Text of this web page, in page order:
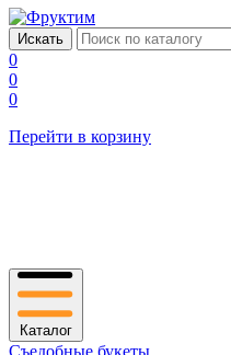
0
0
0
Перейти в корзину
Каталог
Съедобные букеты